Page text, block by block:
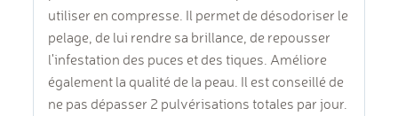
utiliser en compresse. Il permet de désodoriser le
pelage, de lui rendre sa brillance, de repousser
l'infestation des puces et des tiques. Améliore
également la qualité de la peau. Il est conseillé de
ne pas dépasser 2 pulvérisations totales par jour.